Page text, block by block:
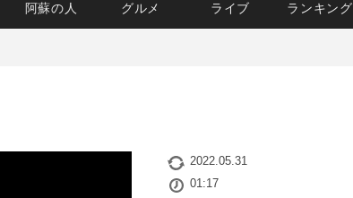
阿蘇の人 グルメ ライブ ランキング
2022.05.31
01:17